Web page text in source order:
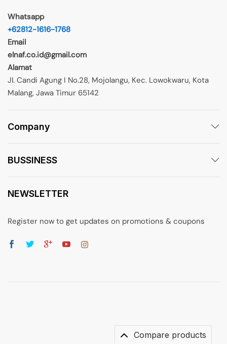
Whatsapp
+62812-1616-1768
Email
elnaf.co.id@gmail.com
Alamat
Jl. Candi Agung I No.28, Mojolangu, Kec. Lowokwaru, Kota
Malang, Jawa Timur 65142
Company
BUSSINESS
NEWSLETTER
Register now to get updates on promotions & coupons
Compare products